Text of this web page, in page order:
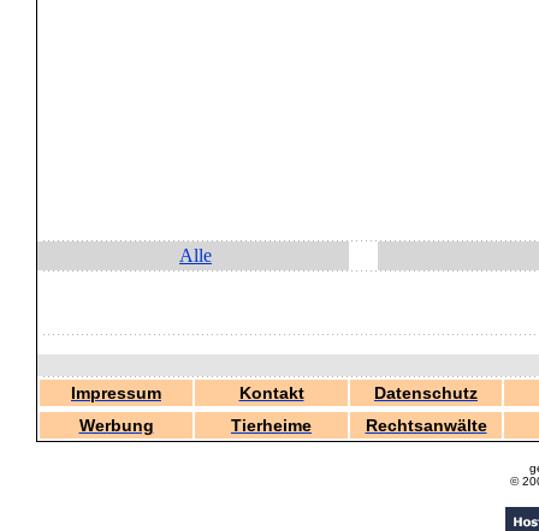
Alle
Impressum Kontakt
Datenschutz
Werbung
Tierheime Rechtsanwälte
©